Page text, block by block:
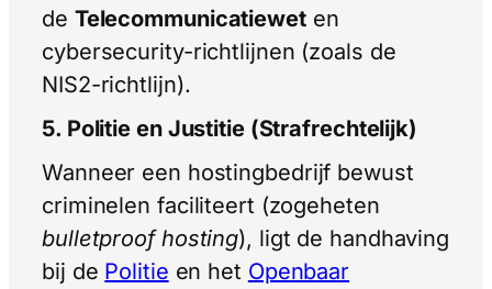
de Telecommunicatieweten
cybersecurity-richtlijnen (zoals de
NIS2-richtlijn).
5. Politie en Justitie (Strafrechtelijk)
Wanneer een hostingbedrijf bewust
criminelen faciliteert (zogeheten
bulletproof hosting), ligt de handhaving
bij de Politie en het Openbaar